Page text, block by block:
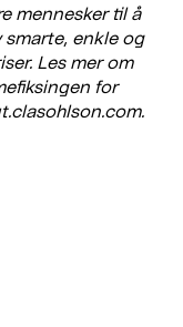
mennesker til å
smarte, enkle og
Les mer om
for